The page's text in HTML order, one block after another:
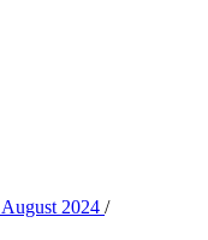
2024 /